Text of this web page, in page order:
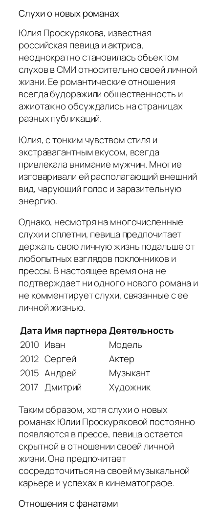
Слухи о новых романах
Юлия Проскурякова, известная
российская певица и актриса,
неоднократно становилась объектом
слухов в СМИ относительно своей личной
жизни. Ее романтические отношения
всегда будоражили общественность и
ажиотажно обсуждались на страницах
разных публикаций.
Юлия, с тонким чувством стиля и
экстравагантным вкусом, всегда
привлекала внимание мужчин. Многие
изговаривали ей располагающий внешний
вид, чарующий голос и заразительную
энергию.
Однако, несмотря на многочисленные
слухи и сплетни, певица предпочитает
держать свою личную жизнь подальше от
любопытных взглядов поклонников и
прессы. В настоящее время она не
подтверждает ни одного нового романа и
не комментирует слухи, связанные с ее
личной жизнью.
Дата Имя партнераДеятельность
2010 Иван
Модель
2012 Сергей
Актер
2015 Андрей
Музыкант
2017 Дмитрий
Художник
Таким образом, хотя слухи о новых
романах Юлии Проскуряковой постоянно
появляются в прессе, певица остается
скрытной в отношении своей личной
жизни. Она предпочитает
сосредоточиться на своей музыкальной
карьере и успехах в кинематографе.
Отношения с фанатами